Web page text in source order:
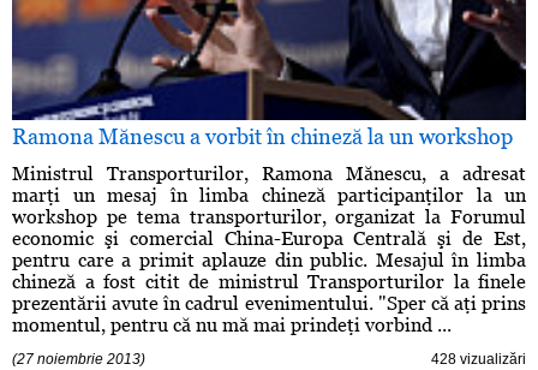
Ramona Mănescu a vorbit în chineză la un workshop
Ministrul Transporturilor, Ramona Mănescu, a adresat
marţi un mesaj în limba chineză participanţilor la un
workshop pe tema transporturilor, organizat la Forumul
economic şi comercial China-Europa Centrală şi de Est,
pentru care a primit aplauze din public. Mesajul în limba
chineză a fost citit de ministrul Transporturilor la finele
prezentării avute în cadrul evenimentului. "Sper că aţi prins
momentul, pentru că nu mă mai prindeţi vorbind ...
(27 noiembrie 2013) 428 vizualizări